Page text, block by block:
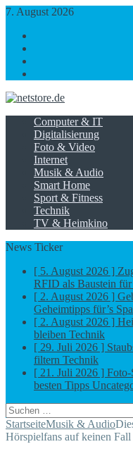
7. August 2026
Computer & IT
Digitalisierung
Foto & Video
Internet
Musik & Audio
Smart Home
Sport & Fitness
Technik
TV & Heimkino
News Ticker
[ 5. August 2026 ]
RFID als Baustein
[ 2. August 2026 ]
Geheimtipps für’s
[ 2. August 2026 ]
bleiben Technik
[ 29. Juli 2026 ]
filtern Technik
[ 21. Juli 2026 ] Foto-
besten Tipps
Suchen
nach:
StartseiteMusik & Audio
Hörspielfans auf keinen Fall